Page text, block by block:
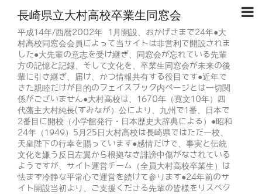
長崎県立大村高校卒業生同窓会
平成14年/西暦2002年 1月開設、おかげさまで24年●大
村高校同窓会会員によって当サイトは非営利で開設されま
した●大先輩の意志を受け継ぎ、同窓会が忘れている先輩
方の記憶と記録、そして文化を、卒業生同窓会が未来の後
輩に引き継ぎ、届け、かつ情報共有する役目です●近年で
きた親睦だけが目的のフェイスブック内ページとは一切関
係がございません●大村高校は、1670年（寛文10年）四
代藩主大村純長(すみなが）公により、九州で1番、日本で
2番目に開校（小学館発行・日本歴史大辞典による）●昭和
24年（1949）5月25日大村高校は長崎県ではただ一校、
天皇陛下の行幸を賜っています●感情だけで、事実と伝統
文化を嫌う反日左翼から根拠なき誹謗中傷がなされている
ようですが、サイト運営チーム（全員大村高校卒業生）は
怯まず冷静な平常心で運営を続けて参ります●24年前のサ
イト開設当初より、ご支援くださる先輩の皆様をリスペク